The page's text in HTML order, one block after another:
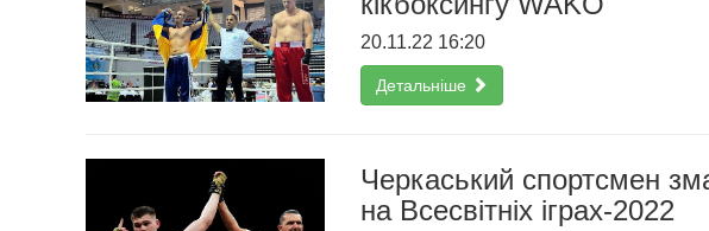
20.11.22 16:20
Детальніше
Черкаський спортсмен
на Всесвітніх іграх-2022